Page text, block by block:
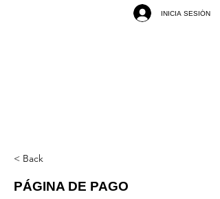
INICIA SESIÓN
< Back
PÁGINA DE PAGO